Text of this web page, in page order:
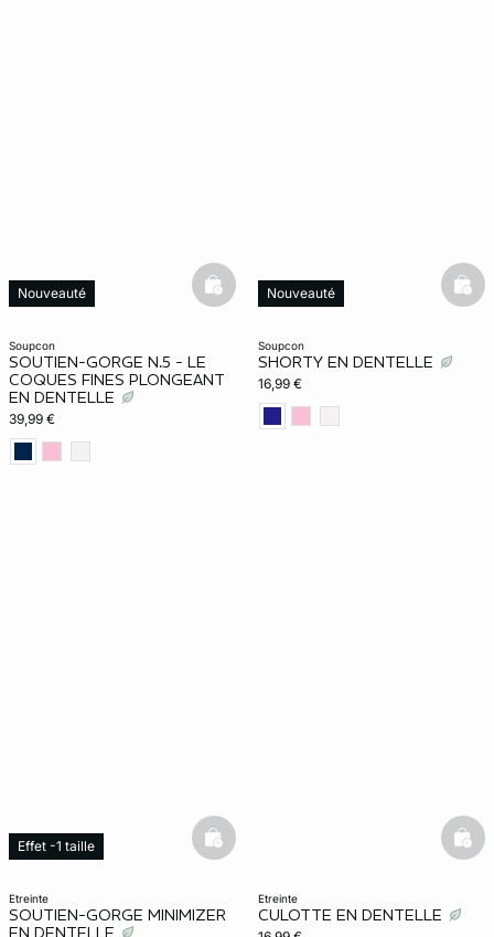
soupcon
SOUTIEN-GORGE N.5 - LE
COQUES FINES PLONGEANT
EN DENTELLE
39,99 €
Nouveauté basketfull
soupcon
SHORTY EN DENTELLE
16,99 €
Nouveauté
etreinte
SOUTIEN-GORGE MINIMIZER
EN DENTELLE
Effet -1 taille basketfull
etreinte
CULOTTE EN DENTELLE